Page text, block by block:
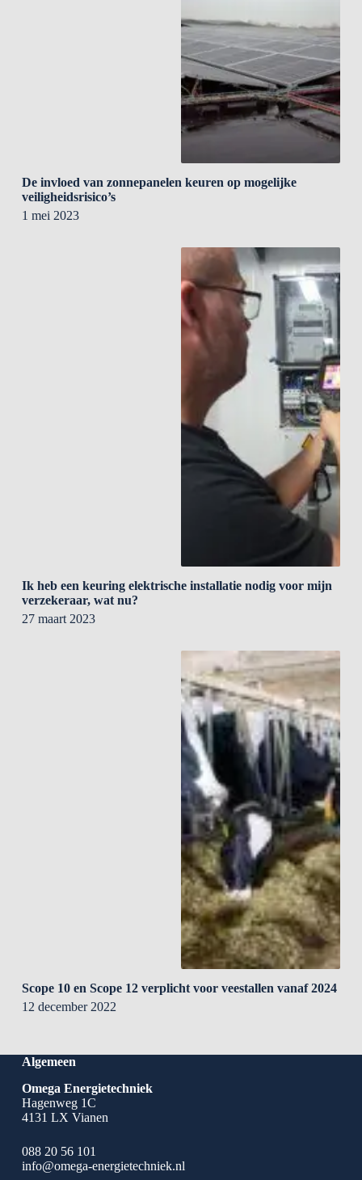
De invloed van zonnepanelen keuren op mogelijke
veiligheidsrisico’s
1 mei 2023
Ik heb een keuring elektrische installatie nodig voor mijn
verzekeraar, wat nu?
27 maart 2023
Scope 10 en Scope 12 verplicht voor veestallen vanaf 2024
12 december 2022
Algemeen
Omega Energietechniek
Hagenweg 1C
4131 LX Vianen
088 20 56 101
info@omega-energietechniek.nl